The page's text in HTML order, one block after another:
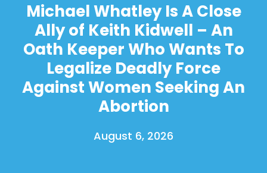
Michael Whatley Is A Close
Ally of Keith Kidwell – An
Oath Keeper Who Wants To
Legalize Deadly Force
Against Women Seeking An
Abortion
August 6, 2026